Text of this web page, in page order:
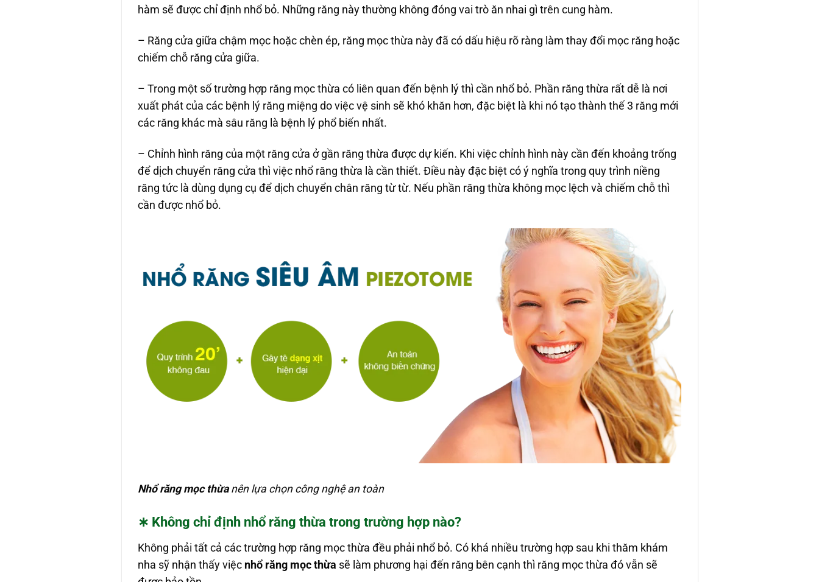
hàm sẽ được chỉ định nhổ bỏ. Những răng này thường không đóng vai trò ăn nhai gì trên cung hàm.
– Răng cửa giữa chậm mọc hoặc chèn ép, răng mọc thừa này đã có dấu hiệu rõ ràng làm thay đổi mọc răng hoặc
chiếm chỗ răng cửa giữa.
– Trong một số trường hợp răng mọc thừa có liên quan đến bệnh lý thì cần nhổ bỏ. Phần răng thừa rất dễ là nơi
xuất phát của các bệnh lý răng miệng do việc vệ sinh sẽ khó khăn hơn, đặc biệt là khi nó tạo thành thế 3 răng mới
các răng khác mà sâu răng là bệnh lý phổ biến nhất.
– Chỉnh hình răng của một răng cửa ở gần răng thừa được dự kiến. Khi việc chỉnh hình này cần đến khoảng trống
để dịch chuyển răng cửa thì việc nhổ răng thừa là cần thiết. Điều này đặc biệt có ý nghĩa trong quy trình niềng
răng tức là dùng dụng cụ để dịch chuyển chân răng từ từ. Nếu phần răng thừa không mọc lệch và chiếm chỗ thì
cần được nhổ bỏ.
Nhổ răng mọc thừanên lựa chọn công nghệ an toàn
∗ Không chỉ định nhổ răng thừa trong trường hợp nào?
Không phải tất cả các trường hợp răng mọc thừa đều phải nhổ bỏ. Có khá nhiều trường hợp sau khi thăm khám
nha sỹ nhận thấy việc nhổ răng mọc thừa sẽ làm phương hại đến răng bên cạnh thì răng mọc thừa đó vẫn sẽ